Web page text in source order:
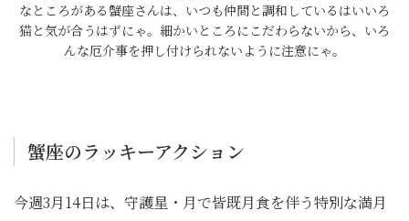
なところがある蟹座さんは、いつも仲間と調和しているはいいろ
猫と気が合うはずにゃ。細かいところにこだわらないから、いろ
んな厄介事を押し付けられないように注意にゃ。
蟹座のラッキーアクション
今週3月14日は、守護星・月で皆既月食を伴う特別な満月